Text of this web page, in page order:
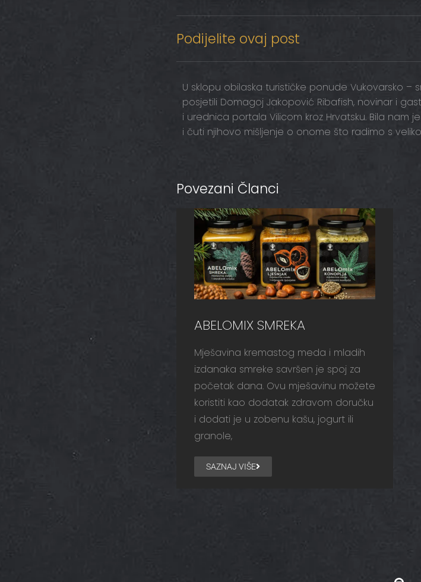
Podijelite ovaj post
U sklopu obilaska turističke ponude Vukovarsko –
posjetili Domagoj Jakopović Ribafish, novinar i
i urednica portala Vilicom kroz Hrvatsku. Bila nam
i čuti njihovo mišljenje o onome što radimo s
Povezani Članci
ABELOMIX SMREKA
Mješavina kremastog meda i mladih
izdanaka smreke savršen je spoj za
početak dana. Ovu mješavinu možete
koristiti kao dodatak zdravom doručku
i dodati je u zobenu kašu, jogurt ili
granole,
SAZNAJ VIŠE